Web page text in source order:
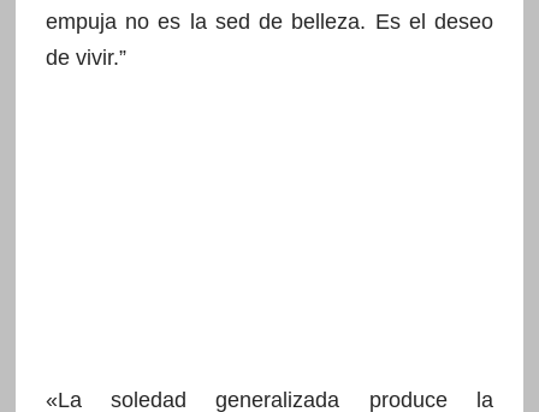
empuja no es la sed de belleza. Es el deseo
de vivir.”
«La soledad generalizada produce la